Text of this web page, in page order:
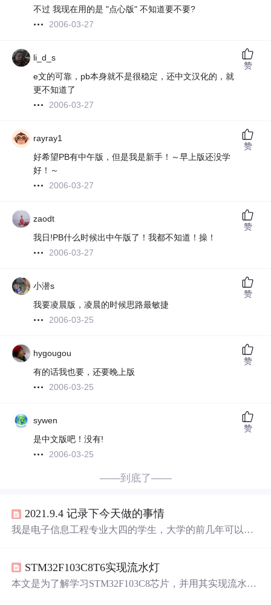
不过 我现在用的是 "点心版" 不知道要不要?
2006-03-27
li_d_s
e文的可靠，pb本身就不是很稳定，还中文汉化的，就
更不知道了
2006-03-27
赞
rayray1
好希望PB有中午版，但是我是新手！～早上版还没学
好！～
2006-03-27
赞
zaodt
我日!PB什么时候出中午版了！我都不知道！操！
2006-03-27
赞
小潜s
我要凌晨版，凌晨的时候思路最敏捷
2006-03-25
赞
hygougou
有的话我也要，还要晚上版
2006-03-25
赞
sywen
是中文版吧！没有!
2006-03-25
赞
——到底了——
2021.9.4 记录下今天做的事情
我是电子信息工程专业大四的学生，大学的前几年可以说
在boss和智联上投递电子/硬件工程师的岗位。早上六点的
闹钟，起床洗漱晨跑，吃完早饭回来后，学习四级，看壹
STM32F103C8T6实现流水灯
本文是为了解学习STM32F103C8芯片，并用其实现流水